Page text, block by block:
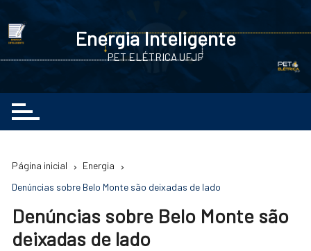
para
conteúdo
Energia Inteligente
PET ELÉTRICA UFJF
Página inicial
Energia
Denúncias sobre Belo Monte são deixadas de lado
Denúncias sobre Belo Monte são
deixadas de lado